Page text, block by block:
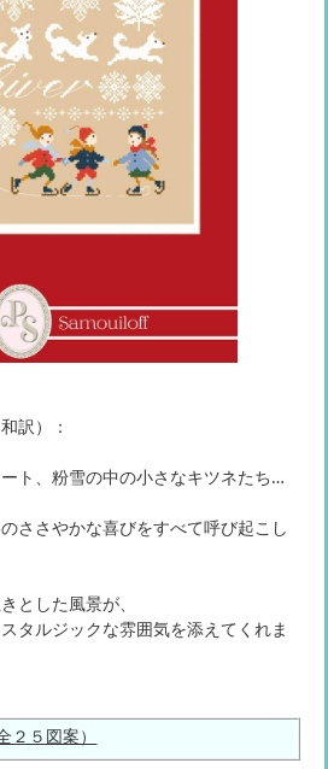
訳）：
ート、粉雪の中の小さなキツネたち…
ささやかな喜びをすべて呼び起こし
とした風景が、
タルジックな雰囲気を添えてくれま
２５図案）